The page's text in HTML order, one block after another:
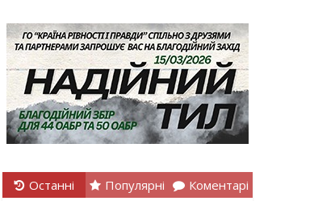
Останні Популярні Коментарі